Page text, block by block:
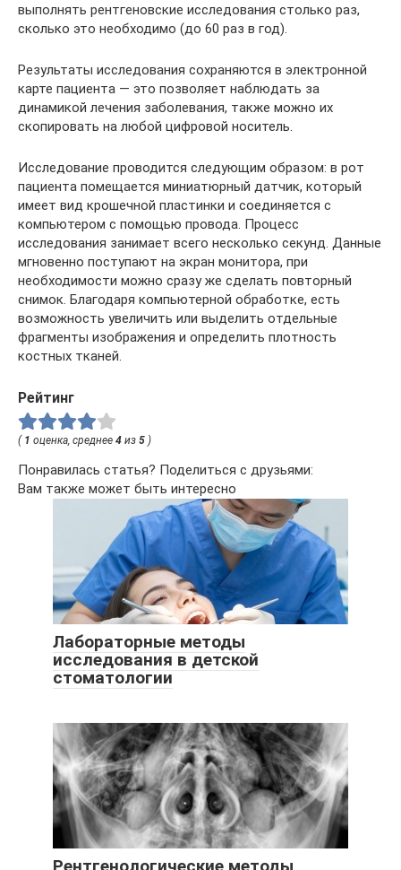
выполнять рентгеновские исследования столько раз,
сколько это необходимо (до 60 раз в год).
Результаты исследования сохраняются в электронной
карте пациента — это позволяет наблюдать за
динамикой лечения заболевания, также можно их
скопировать на любой цифровой носитель.
Исследование проводится следующим образом: в рот
пациента помещается миниатюрный датчик, который
имеет вид крошечной пластинки и соединяется с
компьютером с помощью провода. Процесс
исследования занимает всего несколько секунд. Данные
мгновенно поступают на экран монитора, при
необходимости можно сразу же сделать повторный
снимок. Благодаря компьютерной обработке, есть
возможность увеличить или выделить отдельные
фрагменты изображения и определить плотность
костных тканей.
Рейтинг
( 1 оценка, среднее 4 из 5 )
Понравилась статья? Поделиться с друзьями:
Вам также может быть интересно
Лабораторные методы
исследования в детской
стоматологии
Рентгенологические методы